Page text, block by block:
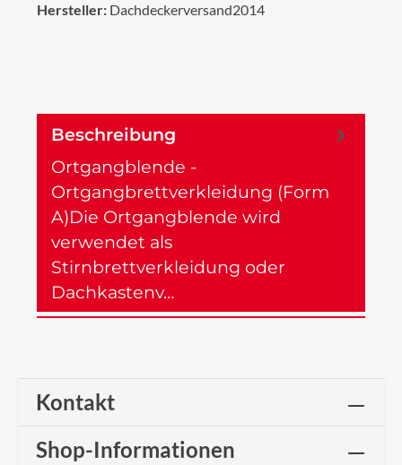
Hersteller: Dachdeckerversand2014
Beschreibung
Ortgangblende -
Ortgangbrettverkleidung (Form
A)Die Ortgangblende wird
verwendet als
Stirnbrettverkleidung oder
Dachkastenv…
Kontakt
Shop-Informationen